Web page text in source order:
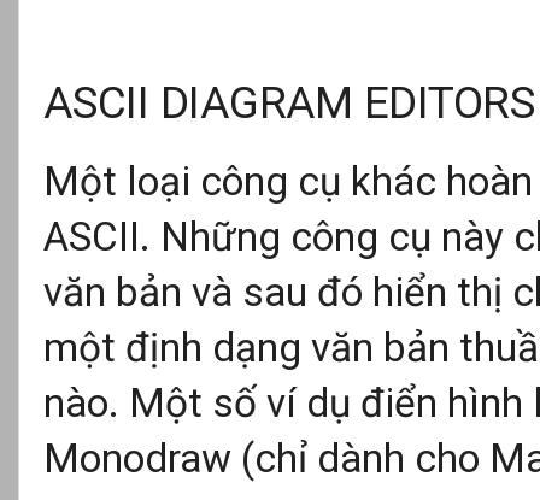
ASCII DIAGRAM EDITORS
Một loại công cụ khác
ASCII. Những công cụ này
văn bản và sau đó hiển thị
một định dạng văn bản
nào. Một số ví dụ điển
Monodraw (chỉ dành cho